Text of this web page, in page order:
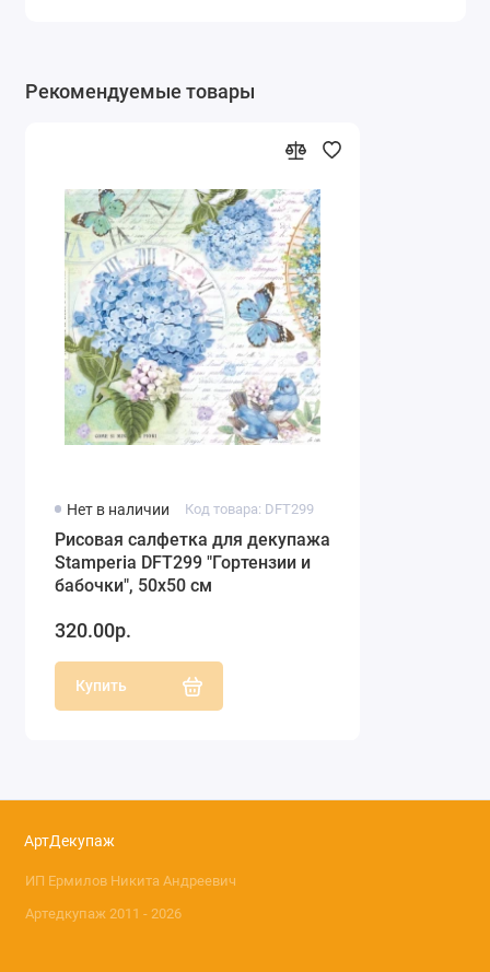
Рекомендуемые товары
Нет в наличии Код товара: DFT299
Рисовая салфетка для декупажа
Stamperia DFT299 "Гортензии и
бабочки", 50х50 см
320.00р.
Купить
АртДекупаж
ИП Ермилов Никита Андреевич
Артедкупаж 2011 - 2026